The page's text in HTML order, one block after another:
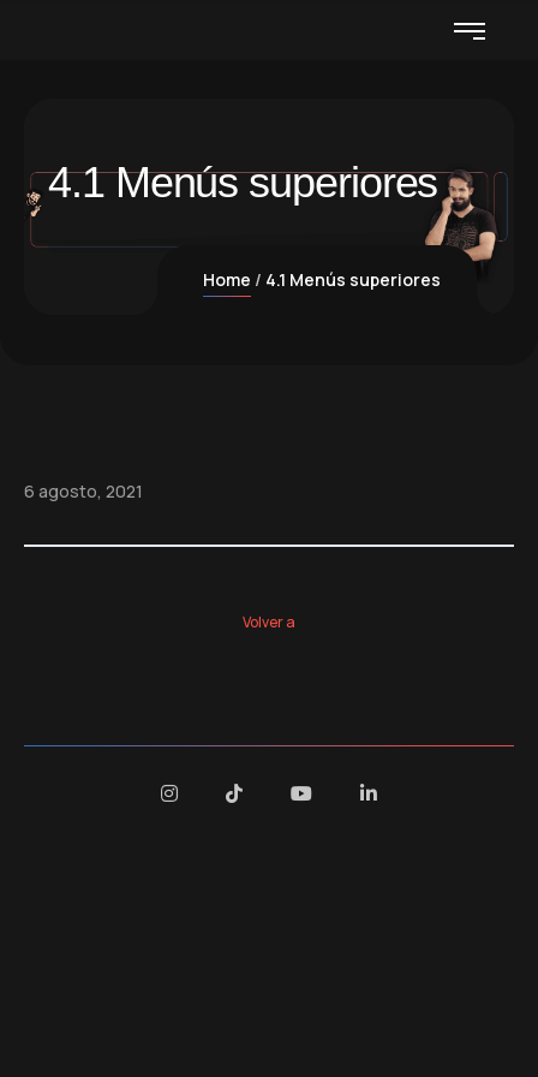
4.1 Menús superiores
Home 4.1 Menús superiores
6 agosto, 2021
Volver a